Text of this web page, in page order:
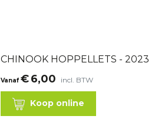
CHINOOK HOPPELLETS - 2023
Vanaf €6,00 incl. BTW
Koop online